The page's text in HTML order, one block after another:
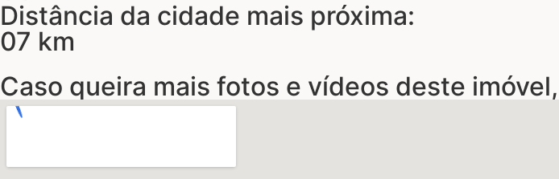
Distância da cidade mais próxima:
07 km
Caso queira mais fotos e vídeos deste